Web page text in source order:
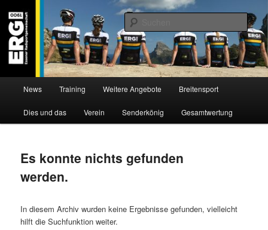
Inhalt
wechseln
sekundären
Inhalt
wechselnERG 1900 e.V
Willkommen bei der Essener Radsportgemeinschaft
News Training Weitere Angebote Breitensport
Dies und das Verein Senderkönig Gesamtwertung
Es konnte nichts gefunden
werden.
In diesem Archiv wurden keine Ergebnisse gefunden, vielleicht
hilft die Suchfunktion weiter.